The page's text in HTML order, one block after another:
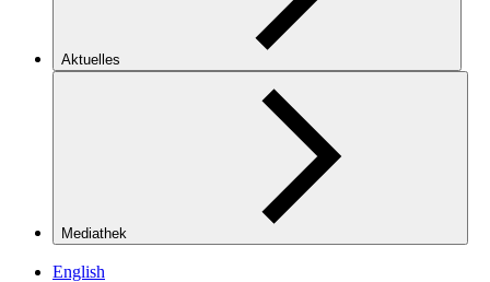
Aktuelles
Mediathek
English